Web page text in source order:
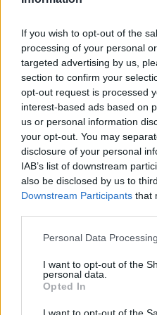
If you wish to opt-out of the
processing of your personal
targeted advertising by us,
section to confirm your
opt-out request is processed
interest-based ads based on
us or personal information
your opt-out. You may
disclosure of your personal
IAB’s list of downstream
also be disclosed by us to
Downstream Participants that
Personal Data
I want to opt-out of the
personal data.
Opted In
I want to opt-out of the
Nations, uno dei
panorama rugbistico
settimana tra il 5 e
giornata darà il via
l'Italia in gara per il
consecutivo
Irlanda, Galles e
dell'edizione 2026 è
marzo. Inoltre, in
A partire dall'estate
con il Nations